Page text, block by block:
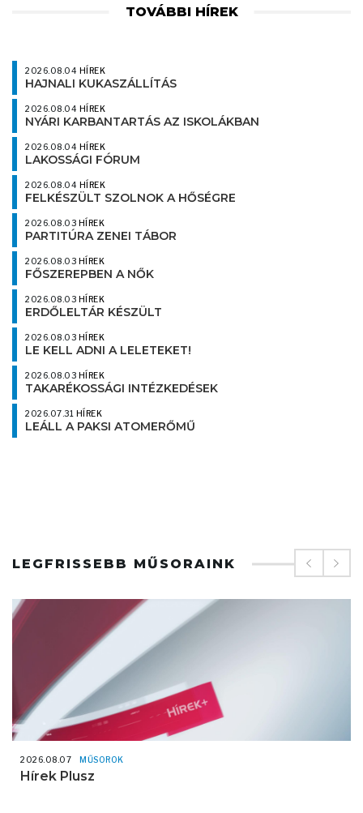
TOVÁBBI HÍREK
2026.08.04 HÍREK
HAJNALI KUKASZÁLLÍTÁS
2026.08.04 HÍREK
NYÁRI KARBANTARTÁS AZ ISKOLÁKBAN
2026.08.04 HÍREK
LAKOSSÁGI FÓRUM
2026.08.04 HÍREK
FELKÉSZÜLT SZOLNOK A HŐSÉGRE
2026.08.03 HÍREK
PARTITÚRA ZENEI TÁBOR
2026.08.03 HÍREK
FŐSZEREPBEN A NŐK
2026.08.03 HÍREK
ERDŐLELTÁR KÉSZÜLT
2026.08.03 HÍREK
LE KELL ADNI A LELETEKET!
2026.08.03 HÍREK
TAKARÉKOSSÁGI INTÉZKEDÉSEK
2026.07.31 HÍREK
LEÁLL A PAKSI ATOMERŐMŰ
LEGFRISSEBB MŰSORAINK
2026.08.07 MŰSOROK
Hírek Plusz